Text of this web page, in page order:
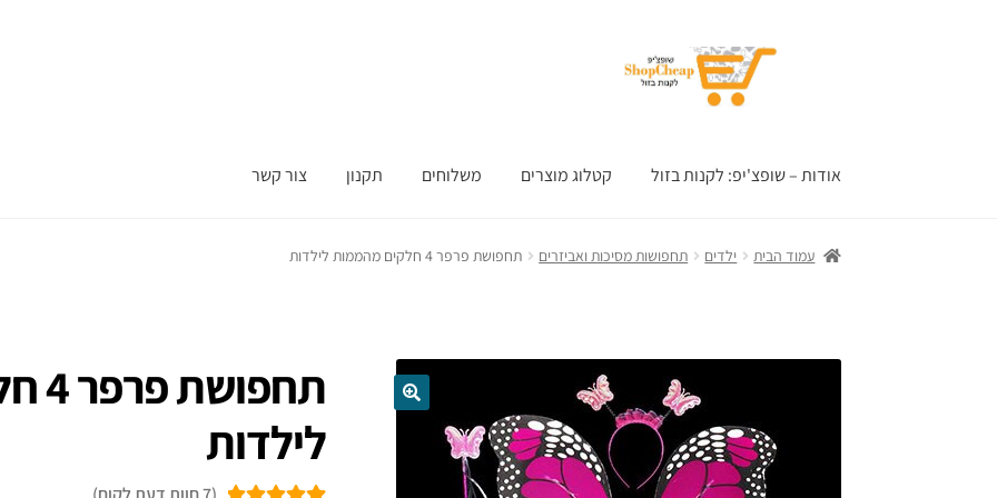
אודות – שופצ'יפ: לקנות בזול קטלוג מוצרים משלוחים תקנון צור קשר
עמוד הבית ילדים תחפושות מסיכות ואביזרים תחפושת פרפר 4 חלקים מהממות לילדות
לילדות